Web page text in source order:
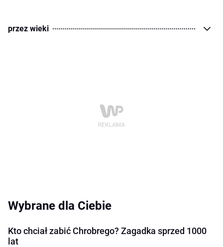
przez wieki
Wybrane dla Ciebie
Kto chciał zabić Chrobrego? Zagadka sprzed 1000
lat